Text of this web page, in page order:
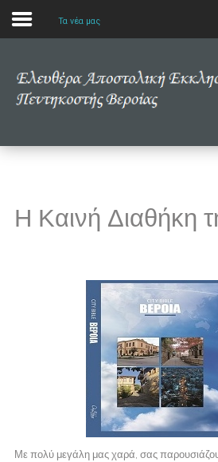
Αρχική
Μελετώντας την Αγία Γραφή
Τα νέα μας
Η Καινή Διαθήκη
Με πολύ μεγάλη μας χαρά, σας